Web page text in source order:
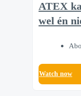
ATEX
wel én
Watch now